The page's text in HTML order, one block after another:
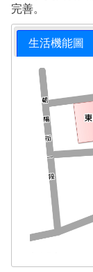
完善。
生活機能圖